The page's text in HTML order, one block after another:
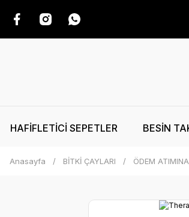
HAFİFLETİCİ SEPETLER BESİN
Anasayfa BİTKİ ÇAYLARI ÖDEM